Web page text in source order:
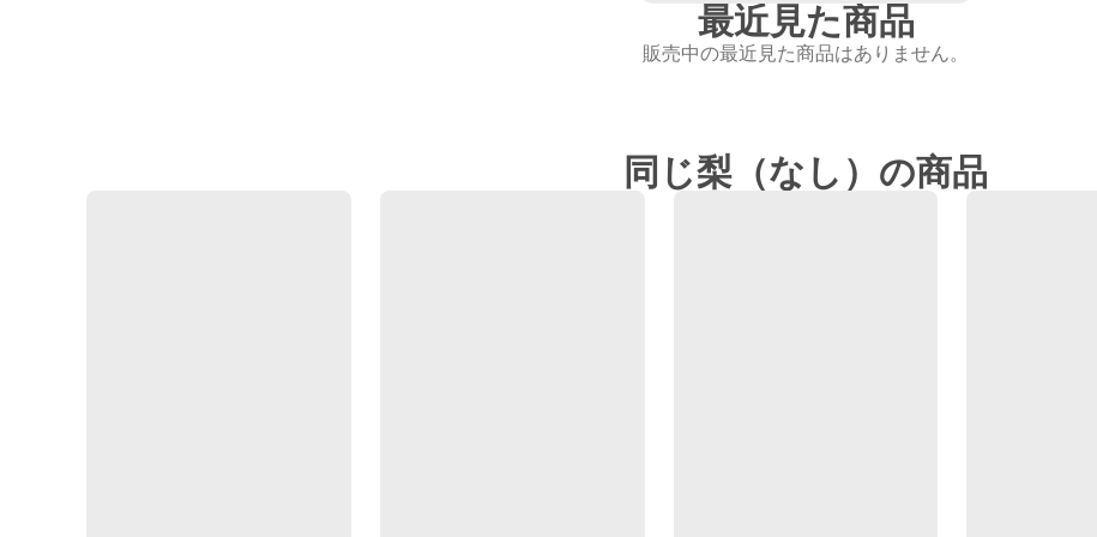
最近見た商品
販売中の最近見た商品はありません。
同じ梨（なし）の商品